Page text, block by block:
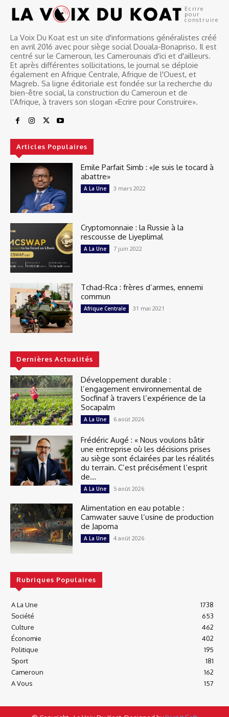
Ecrire
pour
construire
La Voix Du Koat est un site d'informations généralistes créé
en avril 2016 avec pour siège social Douala-Bonapriso. Il est
centré sur le Cameroun, les Camerounais d'ici et d'ailleurs.
Et après différentes sollicitations, le journal se déploie
également en Afrique Centrale, Afrique de l'Ouest, et
Magreb. Sa ligne éditoriale est fondée sur la recherche du
bien-être social, la construction du Cameroun et de
l'Afrique, à travers son slogan «Ecrire pour Construire».
Articles Populaires
Emile Parfait Simb : «Je suis le tocard à
abattre»
A La Une 3 mars 2022
Cryptomonnaie : la Russie à la
rescousse de Liyeplimal
A La Une 7 juin 2022
Tchad-Rca : frères d’armes, ennemi
commun
Afrique Centrale 31 mai 2021
Dernières Actualités
Développement durable :
l’engagement environnemental de
Socfinaf à travers l’expérience de la
Socapalm
A La Une 6 août 2026
Frédéric Augé : « Nous voulons bâtir
une entreprise où les décisions prises
au siège sont éclairées par les réalités
du terrain. C’est précisément l’esprit
de...
A La Une 5 août 2026
Alimentation en eau potable :
Camwater sauve l’usine de production
de Japoma
A La Une 4 août 2026
Rubriques Populaires
A La Une
1738
Société
653
Culture
462
Économie
402
Politique
195
Sport
181
Cameroun
162
A Vous
157